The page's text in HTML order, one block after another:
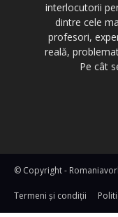
interlocutorii
dintre cele
profesori,
reală,
Pe cât
© Copyright -
Termeni și condiţii